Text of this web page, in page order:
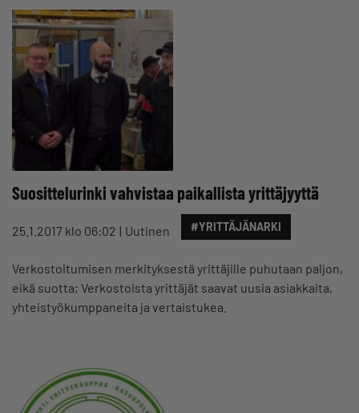
Suosittelurinki vahvistaa paikallista yrittäjyyttä
25.1.2017 klo 06:02 Uutinen #YRITTÄJÄNARKI
Verkostoitumisen merkityksestä yrittäjille puhutaan paljon,
eikä suotta; Verkostoista yrittäjät saavat uusia asiakkaita,
yhteistyökumppaneita ja vertaistukea.